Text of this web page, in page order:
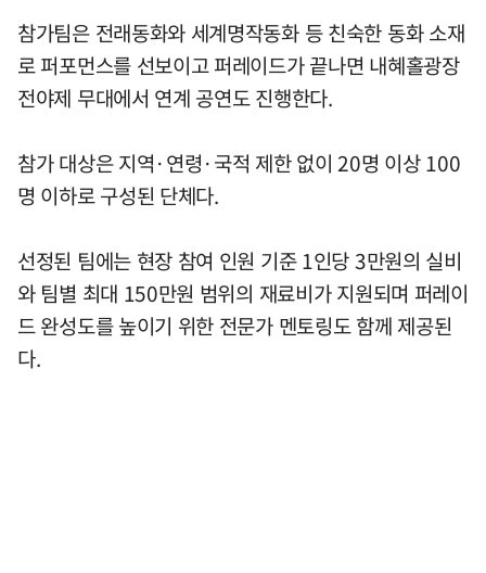
참가팀은 전래동화와 세계명작동화 등 친숙한 동화 소재
로 퍼포먼스를 선보이고 퍼레이드가 끝나면 내혜홀광장
전야제 무대에서 연계 공연도 진행한다.
참가 대상은 지역·연령·국적 제한 없이 20명 이상 100
명 이하로 구성된 단체다.
선정된 팀에는 현장 참여 인원 기준 1인당 3만원의 실비
와 팀별 최대 150만원 범위의 재료비가 지원되며 퍼레이
드 완성도를 높이기 위한 전문가 멘토링도 함께 제공된
다.